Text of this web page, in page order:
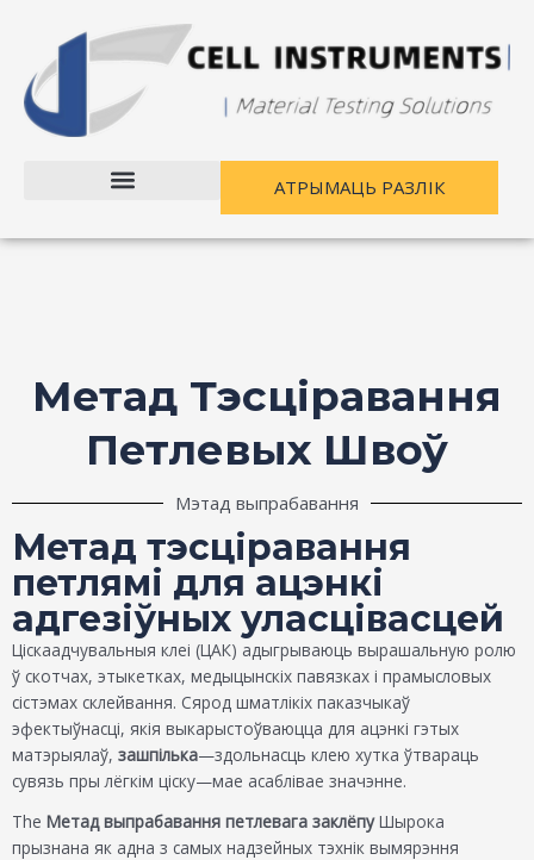
зместу
АТРЫМАЦЬ РАЗЛІК
Метад Тэсціравання
Петлевых Швоў
Мэтад выпрабавання
Метад тэсціравання
петлямі для ацэнкі
адгезіўных уласцівасцей
Ціскаадчувальныя клеі (ЦАК) адыгрываюць вырашальную ролю
ў скотчах, этыкетках, медыцынскіх павязках і прамысловых
сістэмах склейвання. Сярод шматлікіх паказчыкаў
эфектыўнасці, якія выкарыстоўваюцца для ацэнкі гэтых
матэрыялаў, зашпілька—здольнасць клею хутка ўтвараць
сувязь пры лёгкім ціску—мае асаблівае значэнне.
The Метад выпрабавання петлевага заклёпуШырока
прызнана як адна з самых надзейных тэхнік вымярэння